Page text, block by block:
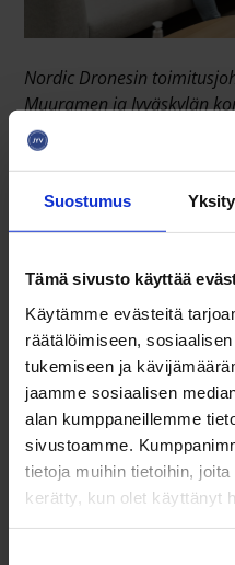
Suostumus
Tämä sivusto käyttää
Käytämme evästeitä
räätälöimiseen,
tukemiseen ja
jaamme sosiaalisen
alan kumppaneillemme
sivustoamme.
tietoja muihin tietoihin,
kerätty, kun olet käyttänyt
Nordic Dronesin
Muuramen ja Jyväskylän
Nordic
droneja
Nordic Drones kehittää ja
miehittämättömiä
erityisesti teollisuuden ja
Erikoisen Nordic
yritys voi integroida
anturin tai
alle 2,5 kiloa.
- Vaikka drone-sana on
oikeastaan myy niitä.